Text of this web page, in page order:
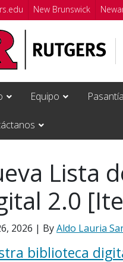
New Brunswick
Equipo
Lista
2.0
2026 | ByAldo Lauria
biblioteca